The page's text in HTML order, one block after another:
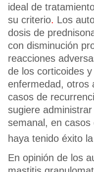
ideal de
su criterio. Los
dosis de
con disminución
reacciones
de los corticoides
enfermedad, otros
casos de
sugiere
semanal, en
haya tenido éxito
En opinión de los